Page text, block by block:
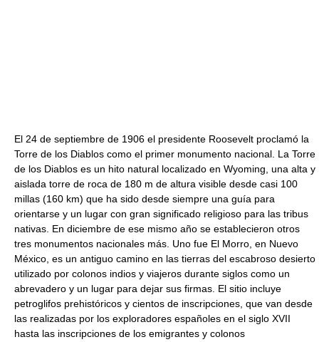
El 24 de septiembre de 1906 el presidente Roosevelt proclamó la
Torre de los Diablos como el primer monumento nacional. La Torre
de los Diablos es un hito natural localizado en Wyoming, una alta y
aislada torre de roca de 180 m de altura visible desde casi 100
millas (160 km) que ha sido desde siempre una guía para
orientarse y un lugar con gran significado religioso para las tribus
nativas. En diciembre de ese mismo año se establecieron otros
tres monumentos nacionales más. Uno fue El Morro, en Nuevo
México, es un antiguo camino en las tierras del escabroso desierto
utilizado por colonos indios y viajeros durante siglos como un
abrevadero y un lugar para dejar sus firmas. El sitio incluye
petroglifos prehistóricos y cientos de inscripciones, que van desde
las realizadas por los exploradores españoles en el siglo XVII
hasta las inscripciones de los emigrantes y colonos